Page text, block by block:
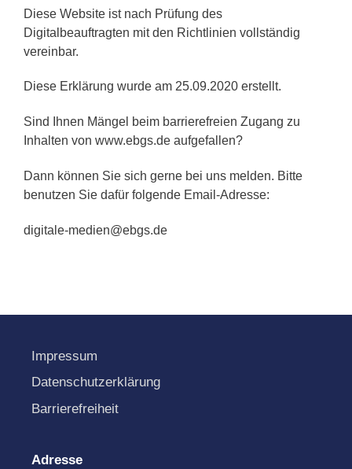
Diese Website ist nach Prüfung des
Digitalbeauftragten mit den Richtlinien vollständig
vereinbar.
Diese Erklärung wurde am 25.09.2020 erstellt.
Sind Ihnen Mängel beim barrierefreien Zugang zu
Inhalten von www.ebgs.de aufgefallen?
Dann können Sie sich gerne bei uns melden. Bitte
benutzen Sie dafür folgende Email-Adresse:
digitale-medien@ebgs.de
Impressum
Datenschutzerklärung
Barrierefreiheit
Adresse